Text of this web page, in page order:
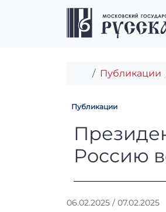
Перейти к содержимому
Перейти к футеру
Главная
Публикации
Публикации
Россию
06.02.2025 / 07.02.2025